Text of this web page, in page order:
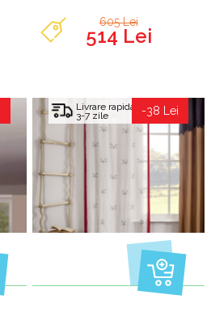
605 Lei
514 Lei
Livrare rapida
3-7 zile -38 Lei